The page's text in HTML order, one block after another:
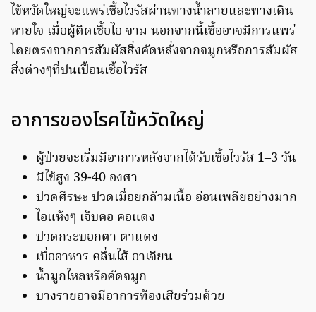
ไข้หวัดใหญ่จะแพร่เชื้อไวรัสผ่านทางน้ำลายและทางเดิน
หายใจ เมื่อผู้ติดเชื้อไอ จาม นอกจากนี้เชื้ออาจมีการแพร่
โดยตรงจากการสัมผัสสิ่งคัดหลั่งจากจมูกหรือการสัมผัส
สิ่งต่างๆที่ปนเปื้อนเชื้อไวรัส
อาการของโรคไข้หวัดใหญ่
ผู้ป่วยจะเริ่มมีอาการหลังจากได้รับเชื้อไวรัส 1–3 วัน
มีไข้สูง 39-40 องศา
ปวดศีรษะ ปวดเมื่อยกล้ามเนื้อ อ่อนเพลียอย่างมาก
ไอแห้งๆ เจ็บคอ คอแดง
ปวดกระบอกตา ตาแดง
เบื่ออาหาร คลื่นไส้ อาเจียน
น้ำมูกไหลหรือคัดจมูก
บางรายอาจมีอาการท้องเสียร่วมด้วย